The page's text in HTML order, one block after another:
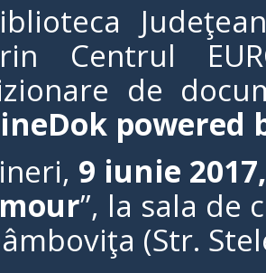
Centrul
de
powered
9 iunie
”, la sala de
(Str.